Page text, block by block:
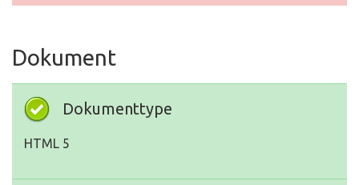
Dokument
Dokumenttype
HTML 5